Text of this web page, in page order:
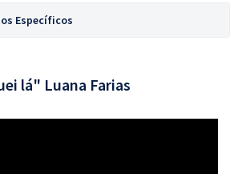
Específicos
lá" Luana Farias